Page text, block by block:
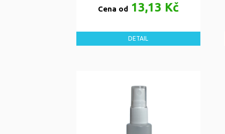
Cena od13,13 Kč
DETAIL